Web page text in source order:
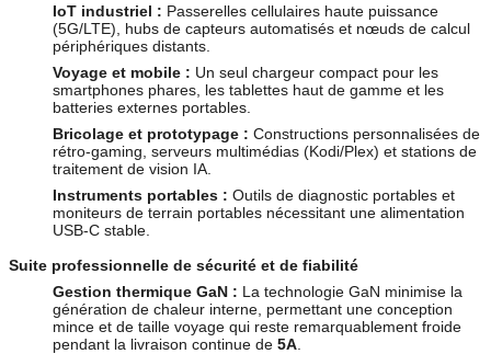
IoT industriel : Passerelles cellulaires haute puissance
(5G/LTE), hubs de capteurs automatisés et nœuds de calcul
périphériques distants.
Voyage et mobile : Un seul chargeur compact pour les
smartphones phares, les tablettes haut de gamme et les
batteries externes portables.
Bricolage et prototypage : Constructions personnalisées de
rétro-gaming, serveurs multimédias (Kodi/Plex) et stations de
traitement de vision IA.
Instruments portables : Outils de diagnostic portables et
moniteurs de terrain portables nécessitant une alimentation
USB-C stable.
Suite professionnelle de sécurité et de fiabilité
Gestion thermique GaN : La technologie GaN minimise la
génération de chaleur interne, permettant une conception
mince et de taille voyage qui reste remarquablement froide
pendant la livraison continue de 5A